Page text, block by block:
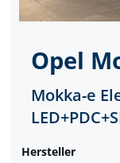
Opel
Mokka-e
Hersteller